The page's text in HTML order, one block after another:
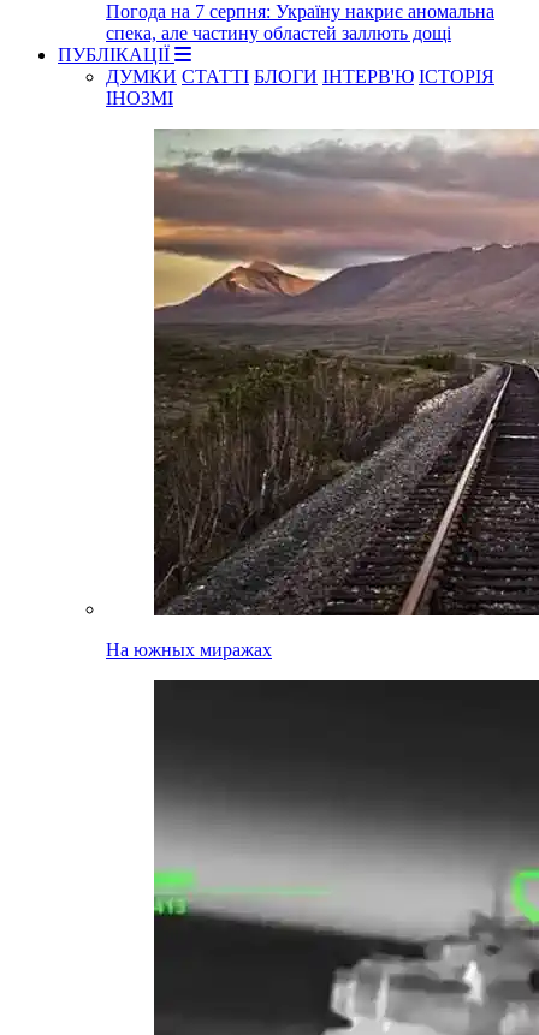
Погода на 7 серпня: Україну накриє аномальна
спека, але частину областей заллють дощі
ПУБЛІКАЦІЇ
ДУМКИ СТАТТІ БЛОГИ ІНТЕРВ'Ю ІСТОРІЯ
ІНОЗМІ
На южных миражах